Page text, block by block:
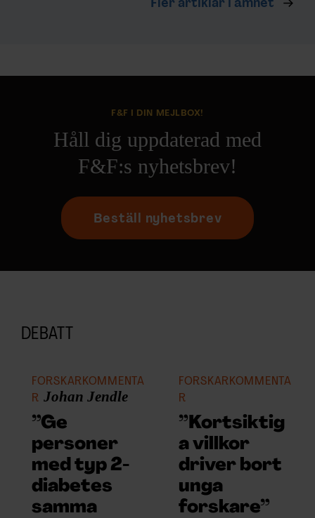
Fler artiklar i ämnet
F&F I DIN MEJLBOX!
Håll dig uppdaterad med
F&F:s nyhetsbrev!
Beställ nyhetsbrev
DEBATT
FORSKARKOMMENTA
R Johan Jendle
”Ge
personer
med typ 2-
diabetes
samma
FORSKARKOMMENTA
R
”Kortsiktig
a villkor
driver bort
unga
forskare”